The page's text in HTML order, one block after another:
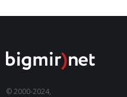
© 2000-2024,